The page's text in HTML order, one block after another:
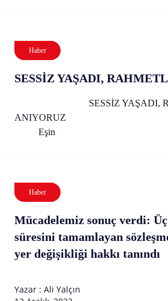
Haber
SESSİZ YAŞADI,
SESSİZ YAŞADI,
ANIYORUZ
Eşin
Haber
Mücadelemiz sonuç verdi:
süresini tamamlayan
yer değişikliği hakkı tanındı
Yazar : Ali Yalçın